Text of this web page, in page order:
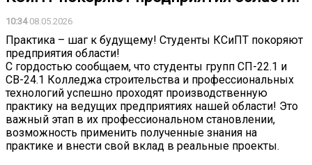
10:3408.05.2026
Практика – шаг к будущему! Студенты КСиПТ покоряют
предприятия области!
С гордостью сообщаем, что студенты групп СП-22.1 и
СВ-24.1 Колледжа строительства и профессиональных
технологий успешно проходят производственную
практику на ведущих предприятиях нашей области! Это
важный этап в их профессиональном становлении,
возможность применить полученные знания на
практике и внести свой вклад в реальные проекты.